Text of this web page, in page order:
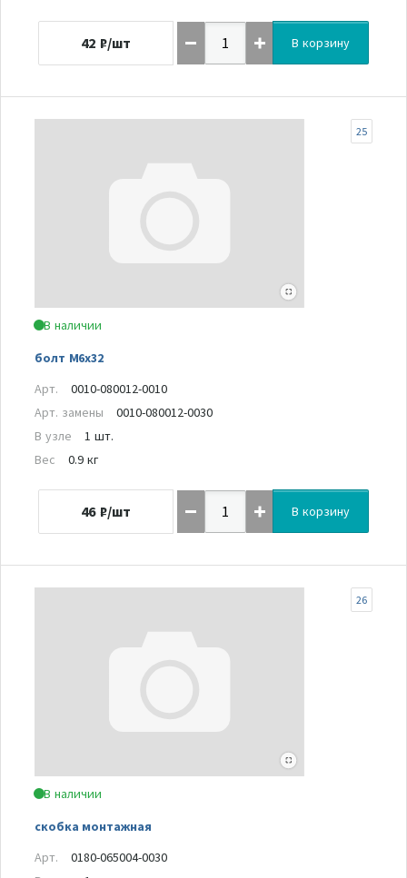
42 ₽/шт В корзину
В наличии
болт М6х32
25
Арт.
0010-080012-0010
Арт. замены
0010-080012-0030
В узле
1 шт.
Вес
0.9 кг
46 ₽/шт В корзину
В наличии
скобка монтажная
26
Арт.
0180-065004-0030